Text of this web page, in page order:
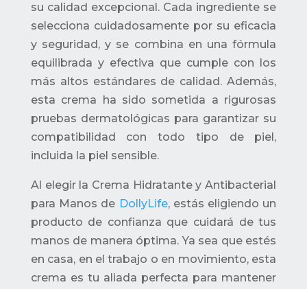
su calidad excepcional. Cada ingrediente se
selecciona cuidadosamente por su eficacia
y seguridad, y se combina en una fórmula
equilibrada y efectiva que cumple con los
más altos estándares de calidad. Además,
esta crema ha sido sometida a rigurosas
pruebas dermatológicas para garantizar su
compatibilidad con todo tipo de piel,
incluida la piel sensible.
Al elegir la Crema Hidratante y Antibacterial
para Manos de DollyLife, estás eligiendo un
producto de confianza que cuidará de tus
manos de manera óptima. Ya sea que estés
en casa, en el trabajo o en movimiento, esta
crema es tu aliada perfecta para mantener